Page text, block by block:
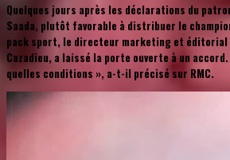
Quelques jours après les déclarations du
Saada, plutôt favorable à distribuer le
pack sport, le directeur marketing et éditorial
Cazadieu, a laissé la porte ouverte à un
quelles conditions », a-t-il précisé sur RMC.